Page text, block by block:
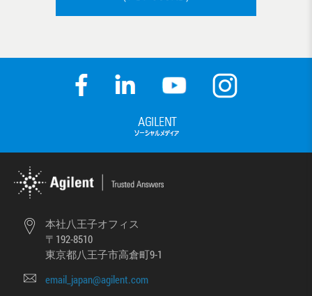
本社八王子オフィス
〒192-8510
東京都八王子市高倉町9-1
email_japan@agilent.com